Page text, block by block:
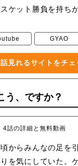
ケット勝負を持ち
GYAO
見れるサイトをチェ
う、ですか？
4話の詳細と無料動画
からみんなの足を
を気にしていた。